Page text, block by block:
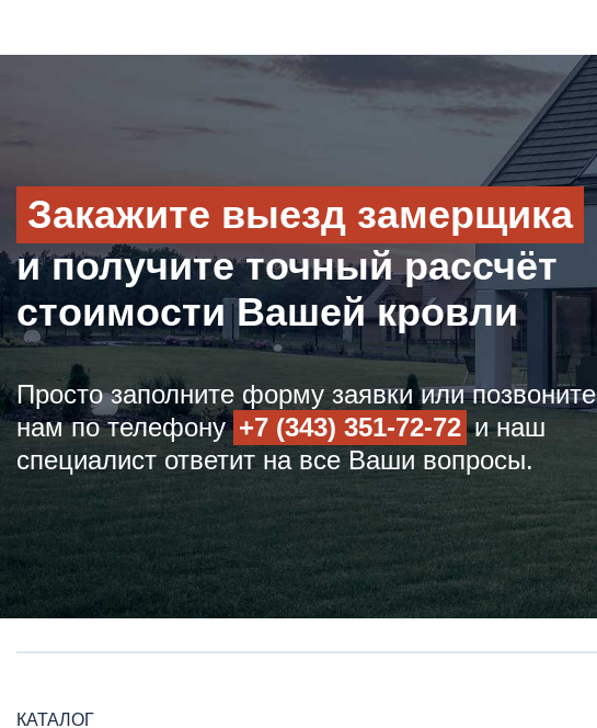
Закажите выезд замерщика
и получите точный рассчёт
стоимости Вашей кровли
Просто заполните форму заявки или позвоните
нам по телефону +7 (343) 351-72-72и наш
специалист ответит на все Ваши вопросы.
КАТАЛОГ